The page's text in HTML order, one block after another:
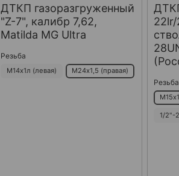
ДТКП газоразгруженный
"Z-7", калибр 7,62,
Matilda MG Ultra
Резьба
М14х1л (левая) М24х1,5 (правая)
22lr/
Резьба
М15х1
1/2"-